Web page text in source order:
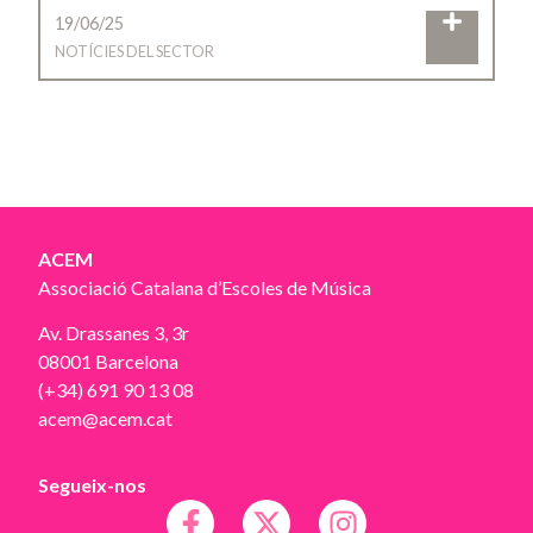
19/06/25
NOTÍCIES DEL SECTOR
ACEM
Associació Catalana d’Escoles de Música
Av. Drassanes 3, 3r
08001 Barcelona
(+34) 691 90 13 08
acem@acem.cat
Segueix-nos